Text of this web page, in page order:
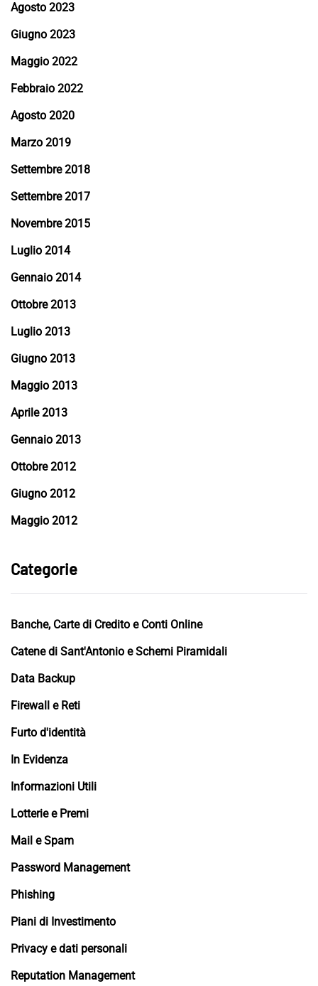
Agosto 2023
Giugno 2023
Maggio 2022
Febbraio 2022
Agosto 2020
Marzo 2019
Settembre 2018
Settembre 2017
Novembre 2015
Luglio 2014
Gennaio 2014
Ottobre 2013
Luglio 2013
Giugno 2013
Maggio 2013
Aprile 2013
Gennaio 2013
Ottobre 2012
Giugno 2012
Maggio 2012
Categorie
Banche, Carte di Credito e Conti Online
Catene di Sant'Antonio e Schemi Piramidali
Data Backup
Firewall e Reti
Furto d'identità
In Evidenza
Informazioni Utili
Lotterie e Premi
Mail e Spam
Password Management
Phishing
Piani di Investimento
Privacy e dati personali
Reputation Management